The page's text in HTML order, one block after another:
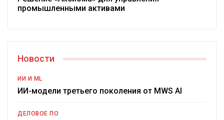
промышленными активами
Новости
ИИ И ML
ИИ-модели третьего поколения от MWS AI
ДЕЛОВОЕ ПО